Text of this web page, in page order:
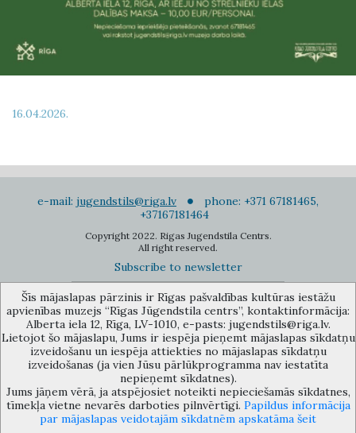
16.04.2026.
e-mail: jugendstils@riga.lv
phone: +371 67181465,
+37167181464
Copyright 2022. Rigas Jugendstila Centrs.
All right reserved.
Subscribe to newsletter
The Anti-Bureaucracy Centre of the Riga City Council (phone: 67026859,
67012031, e-mail: bac@riga.lv) performs functions of a contact point in
the Municipality of Riga, providing necessary protection and
confidentiality to a person who informs about possible conflicts of
interest or other corrupt deals of officials in the Department or its
subordinate bodies.
Šīs mājaslapas pārzinis ir Rīgas pašvaldības kultūras iestāžu
apvienības muzejs “Rīgas Jūgendstila centrs”, kontaktinformācija:
Alberta iela 12, Rīga, LV-1010, e-pasts: jugendstils@riga.lv.
Lietojot šo mājaslapu, Jums ir iespēja pieņemt mājaslapas sīkdatņu
izveidošanu un iespēja attiekties no mājaslapas sīkdatņu
izveidošanas (ja vien Jūsu pārlūkprogramma nav iestatīta
nepieņemt sīkdatnes).
Jums jāņem vērā, ja atspējosiet noteikti nepieciešamās sīkdatnes,
tīmekļa vietne nevarēs darboties pilnvērtīgi. Papildus informācija
par mājaslapas veidotajām sīkdatnēm apskatāma šeit